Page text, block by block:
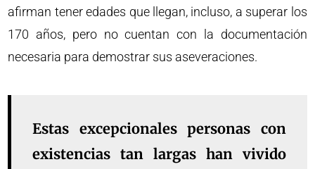
afirman tener edades que llegan, incluso, a superar los
170 años, pero no cuentan con la documentación
necesaria para demostrar sus aseveraciones.
Estas excepcionales personas con
existencias tan largas han vivido